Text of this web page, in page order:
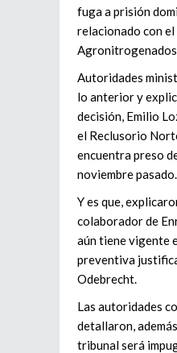
fuga a prisión
relacionado con el
Autoridades
lo anterior y
decisión, Emilio
el Reclusorio
encuentra preso
noviembre pasado.
Y es que,
colaborador de
aún tiene vigente
preventiva
Odebrecht.
Las autoridades
detallaron,
tribunal será